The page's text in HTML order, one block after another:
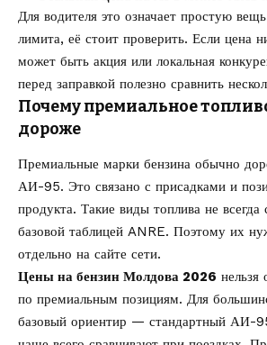
Для водителя это означает простую
лимита, её стоит проверить. Если цена
может быть акция или локальная
перед заправкой полезно сравнить
Почему премиальное
дороже
Премиальные марки бензина обычно
АИ-95. Это связано с присадками и
продукта. Такие виды топлива не всегда
базовой таблицей ANRE. Поэтому их
отдельно на сайте сети.
Цены на бензин Молдова 2026 нельзя
по премиальным позициям. Для
базовый ориентир — стандартный АИ-